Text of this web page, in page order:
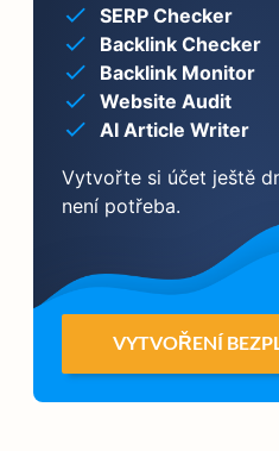
SERP Checker
Backlink Checker
Backlink Monitor
Website Audit
AI Article Writer
Vytvořte si účet ještě
není potřeba.
VYTVOŘENÍ